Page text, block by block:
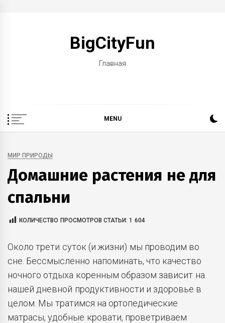
BigCityFun
Главная
MENU
МИР ПРИРОДЫ
Домашние растения не для
спальни
КОЛИЧЕСТВО ПРОСМОТРОВ СТАТЬИ:1 604
Около трети суток (и жизни) мы проводим во
сне. Бессмысленно напоминать, что качество
ночного отдыха коренным образом зависит на
нашей дневной продуктивности и здоровье в
целом. Мы тратимся на ортопедические
матрасы, удобные кровати, проветриваем